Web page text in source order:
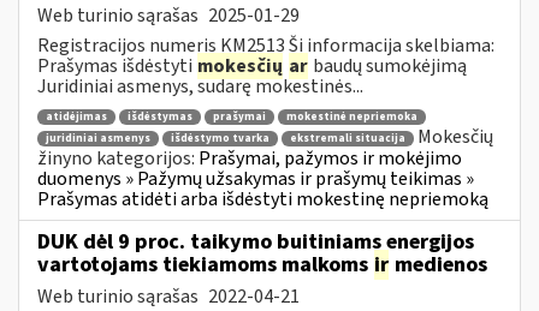
Web turinio sąrašas 2025-01-29
Registracijos numeris KM2513 Ši informacija skelbiama:
Prašymas išdėstyti mokesčių ar baudų sumokėjimą
Juridiniai asmenys, sudarę mokestinės...
atidėjimas išdėstymas prašymai
mokestinė nepriemoka
juridiniai asmenys
išdėstymo tvarka ekstremali situacija
Mokesčių
žinyno kategorijos: Prašymai, pažymos ir mokėjimo
duomenys » Pažymų užsakymas ir prašymų teikimas »
Prašymas atidėti arba išdėstyti mokestinę nepriemoką
DUK dėl 9 proc. taikymo buitiniams energijos
vartotojams tiekiamoms malkoms ir medienos
Web turinio sąrašas 2022-04-21